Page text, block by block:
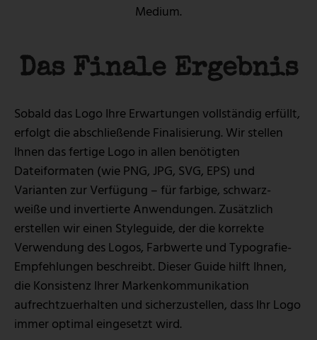
Medium.
Das Finale Ergebnis
Sobald das Logo Ihre Erwartungen vollständig erfüllt,
erfolgt die abschließende Finalisierung. Wir stellen
Ihnen das fertige Logo in allen benötigten
Dateiformaten (wie PNG, JPG, SVG, EPS) und
Varianten zur Verfügung – für farbige, schwarz-
weiße und invertierte Anwendungen. Zusätzlich
erstellen wir einen Styleguide, der die korrekte
Verwendung des Logos, Farbwerte und Typografie-
Empfehlungen beschreibt. Dieser Guide hilft Ihnen,
die Konsistenz Ihrer Markenkommunikation
aufrechtzuerhalten und sicherzustellen, dass Ihr Logo
immer optimal eingesetzt wird.